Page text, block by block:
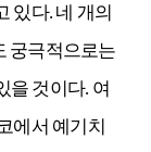
있다. 네 개의
궁극적으로는
을 것이다. 여
에서 예기치